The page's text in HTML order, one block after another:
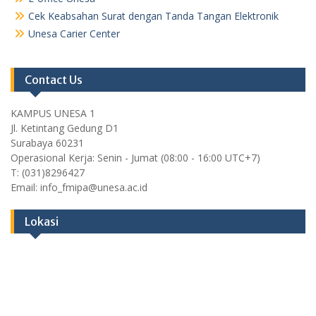
Cek Keabsahan Surat dengan Tanda Tangan Elektronik
Unesa Carier Center
Contact Us
KAMPUS UNESA 1
Jl. Ketintang Gedung D1
Surabaya 60231
Operasional Kerja: Senin - Jumat (08:00 - 16:00 UTC+7)
T: (031)8296427
Email: info_fmipa@unesa.ac.id
Lokasi